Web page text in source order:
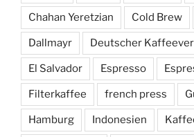
Chahan Yeretzian Cold Brew
Dallmayr Deutscher
El Salvador Espresso
Filterkaffee french press
Hamburg Indonesien